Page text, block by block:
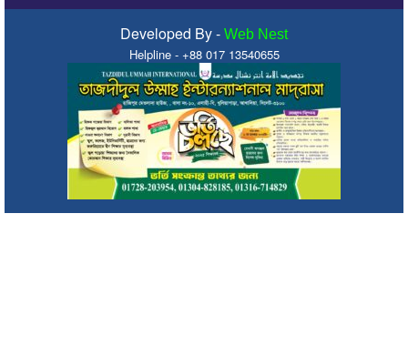
Developed By - Web Nest
Helpline - +88 017 13540655